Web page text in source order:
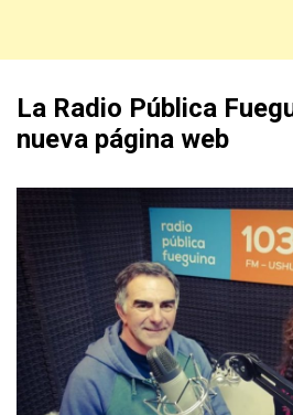
La Radio Pública
nueva página web